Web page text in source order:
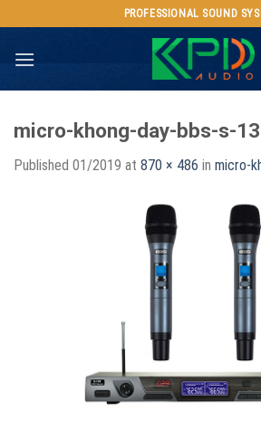
to
content
PROFESSIONAL SOUND
micro-khong-day-bbs-s-
Published 01/2019 at 870 × 486 in micro-